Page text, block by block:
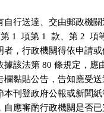
自行送達、交由郵政機
1  項第 1  款、第 2  項
者，行政機關得依申請
據該法第 80 條規定，應
欄黏貼公告，告知應受
本刊登政府公報或新聞
自應審酌行政機關是否